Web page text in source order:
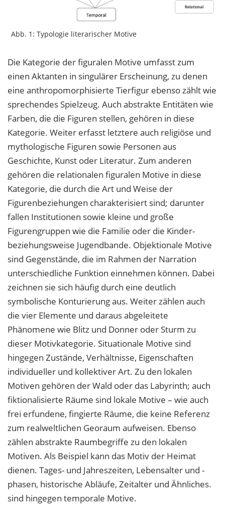
Abb. 1: Typologie literarischer Motive
Die Kategorie der figuralen Motive umfasst zum
einen Aktanten in singulärer Erscheinung, zu denen
eine anthropomorphisierte Tierfigur ebenso zählt wie
sprechendes Spielzeug. Auch abstrakte Entitäten wie
Farben, die die Figuren stellen, gehören in diese
Kategorie. Weiter erfasst letztere auch religiöse und
mythologische Figuren sowie Personen aus
Geschichte, Kunst oder Literatur. Zum anderen
gehören die relationalen figuralen Motive in diese
Kategorie, die durch die Art und Weise der
Figurenbeziehungen charakterisiert sind; darunter
fallen Institutionen sowie kleine und große
Figurengruppen wie die Familie oder die Kinder-
beziehungsweise Jugendbande. Objektionale Motive
sind Gegenstände, die im Rahmen der Narration
unterschiedliche Funktion einnehmen können. Dabei
zeichnen sie sich häufig durch eine deutlich
symbolische Konturierung aus. Weiter zählen auch
die vier Elemente und daraus abgeleitete
Phänomene wie Blitz und Donner oder Sturm zu
dieser Motivkategorie. Situationale Motive sind
hingegen Zustände, Verhältnisse, Eigenschaften
individueller und kollektiver Art. Zu den lokalen
Motiven gehören der Wald oder das Labyrinth; auch
fiktionalisierte Räume sind lokale Motive – wie auch
frei erfundene, fingierte Räume, die keine Referenz
zum realweltlichen Georaum aufweisen. Ebenso
zählen abstrakte Raumbegriffe zu den lokalen
Motiven. Als Beispiel kann das Motiv der Heimat
dienen. Tages- und Jahreszeiten, Lebensalter und -
phasen, historische Abläufe, Zeitalter und Ähnliches.
sind hingegen temporale Motive.